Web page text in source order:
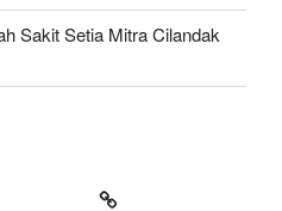
Sakit Setia Mitra Cilandak
DIJUAL